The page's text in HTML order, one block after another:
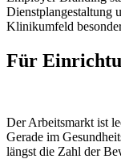
Dienstplangestaltung
Klinikumfeld
Für
Der Arbeitsmarkt ist
Gerade im
längst die Zahl der